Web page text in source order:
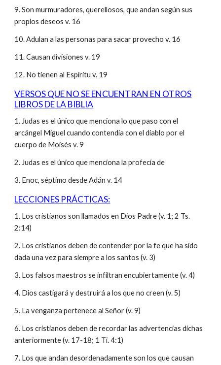
9. Son murmuradores, querellosos, que andan según sus
propios deseos v. 16
10. Adulan a las personas para sacar provecho v. 16
11. Causan divisiones v. 19
12. No tienen al Espíritu v. 19
VERSOS QUE NO SE ENCUENTRAN EN OTROS
LIBROS DE LA BIBLIA
1. Judas es el único que menciona lo que paso con el
arcángel Miguel cuando contendía con el diablo por el
cuerpo de Moisés v. 9
2. Judas es el único que menciona la profecía de
3. Enoc, séptimo desde Adán v. 14
LECCIONES PRÁCTICAS:
1. Los cristianos son llamados en Dios Padre (v. 1; 2 Ts.
2:14)
2. Los cristianos deben de contender por la fe que ha sido
dada una vez para siempre a los santos (v. 3)
3. Los falsos maestros se infiltran encubiertamente (v. 4)
4. Dios castigará y destruirá a los que no creen (v. 5)
5. La venganza pertenece al Señor (v. 9)
6. Los cristianos deben de recordar las advertencias dichas
anteriormente (v. 17-18; 1 Ti. 4:1)
7. Los que andan desordenadamente son los que causan